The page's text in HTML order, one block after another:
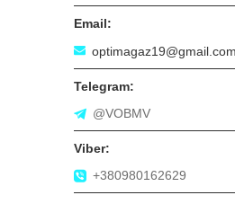
optimagaz19@gmail.com
@VOBMV
+380980162629